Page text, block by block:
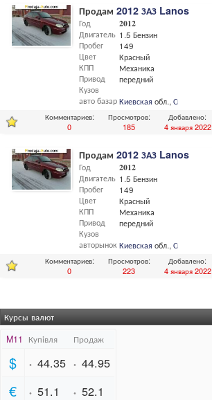
Продам 2012 ЗАЗ Lanos
Год
Двигатель
Пробег
Цвет
КПП
Привод
Кузов
авто базар
2012
1.5 Бензин
149
Красный
Механика
передний
Киевская обл.,Сквира
Комментариев:
0
Просмотров:
185
Добавлено:
4 января 2022
Продам 2012 ЗАЗ Lanos
Год
Двигатель
Пробег
Цвет
КПП
Привод
Кузов
авторынок
2012
1.5 Бензин
149
Красный
Механика
передний
Киевская обл.,Сквира
Комментариев:
0
Просмотров:
223
Добавлено:
4 января 2022
Курсы валют